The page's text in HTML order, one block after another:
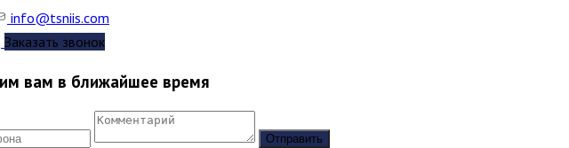
info@tsniis.com
Заказать звонок
вам в ближайшее время
Отправить